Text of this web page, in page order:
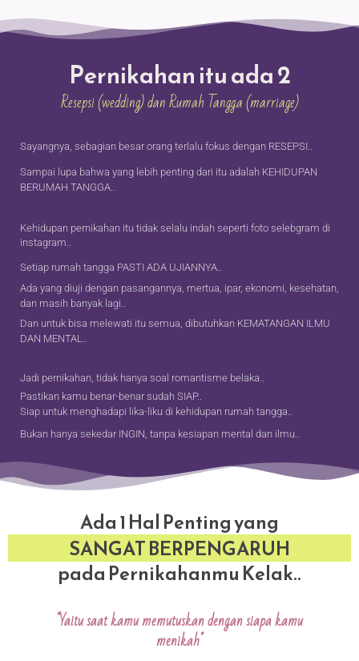
Pernikahan itu ada 2
Resepsi (wedding) dan Rumah Tangga (marriage)
Sayangnya, sebagian besar orang terlalu fokus dengan RESEPSI..
Sampai lupa bahwa yang lebih penting dari itu adalah KEHIDUPAN
BERUMAH TANGGA..
Kehidupan pernikahan itu tidak selalu indah seperti foto selebgram di
instagram..
Setiap rumah tangga PASTI ADA UJIANNYA..
Ada yang diuji dengan pasangannya, mertua, ipar, ekonomi, kesehatan,
dan masih banyak lagi..
Dan untuk bisa melewati itu semua, dibutuhkan KEMATANGAN ILMU
DAN MENTAL..
Jadi pernikahan, tidak hanya soal romantisme belaka..
Pastikan kamu benar-benar sudah SIAP..
Siap untuk menghadapi lika-liku di kehidupan rumah tangga..
Bukan hanya sekedar INGIN, tanpa kesiapan mental dan ilmu..
Ada 1 Hal Penting yang
SANGAT BERPENGARUH
pada Pernikahanmu Kelak..
"Yaitu saat kamu memutuskan dengan siapa kamu
menikah"